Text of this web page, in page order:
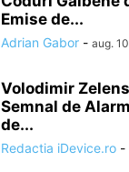
Emise de...
Adrian Gabor - aug.
Volodimir
Semnal de
de...
Redactia iDevice.ro -